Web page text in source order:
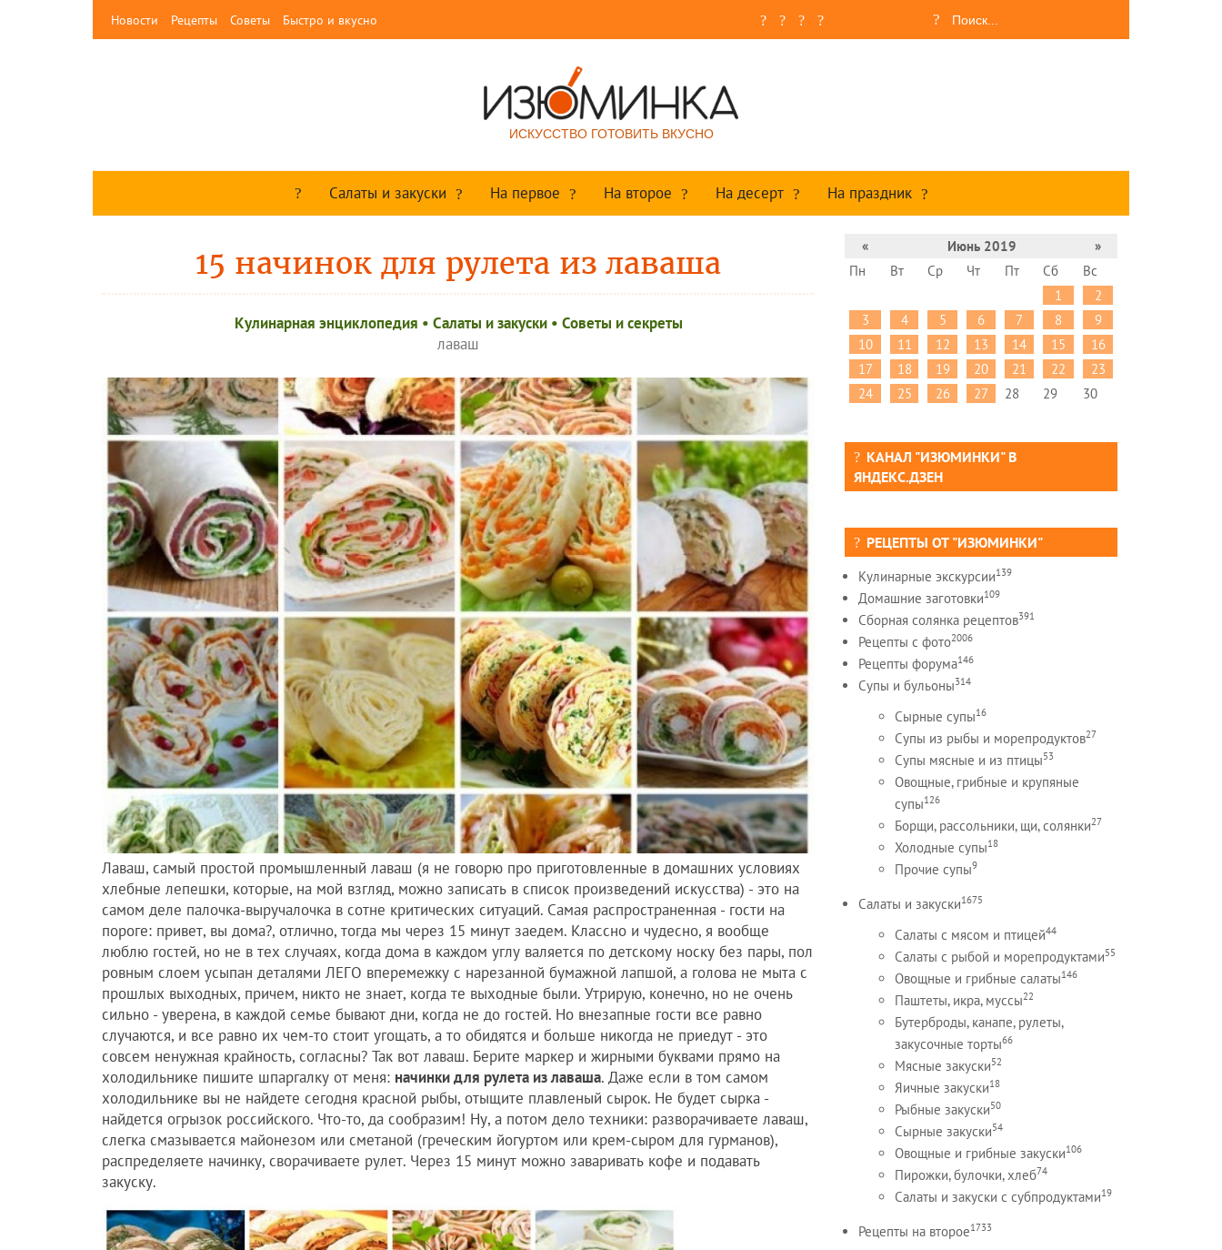
Новости Рецепты Советы Быстро и вкусно
ИСКУССТВО ГОТОВИТЬ ВКУСНО
Салаты и закуски На первое На второе На десерт На праздник
15 начинок для рулета из лаваша
Кулинарная энциклопедия • Салаты и закуски• Советы и секреты
лаваш
Лаваш, самый простой промышленный лаваш (я не говорю про приготовленные в домашних условиях
хлебные лепешки, которые, на мой взгляд, можно записать в список произведений искусства) - это на
самом деле палочка-выручалочка в сотне критических ситуаций. Самая распространенная - гости на
пороге: привет, вы дома?, отлично, тогда мы через 15 минут заедем. Классно и чудесно, я вообще
люблю гостей, но не в тех случаях, когда дома в каждом углу валяется по детскому носку без пары, пол
ровным слоем усыпан деталями ЛЕГО вперемежку с нарезанной бумажной лапшой, а голова не мыта с
прошлых выходных, причем, никто не знает, когда те выходные были. Утрирую, конечно, но не очень
сильно - уверена, в каждой семье бывают дни, когда не до гостей. Но внезапные гости все равно
случаются, и все равно их чем-то стоит угощать, а то обидятся и больше никогда не приедут - это
совсем ненужная крайность, согласны? Так вот лаваш. Берите маркер и жирными буквами прямо на
холодильнике пишите шпаргалку от меня: начинки для рулета из лаваша. Даже если в том самом
холодильнике вы не найдете сегодня красной рыбы, отыщите плавленый сырок. Не будет сырка -
найдется огрызок российского. Что-то, да сообразим! Ну, а потом дело техники: разворачиваете лаваш,
слегка смазывается майонезом или сметаной (греческим йогуртом или крем-сыром для гурманов),
распределяете начинку, сворачиваете рулет. Через 15 минут можно заваривать кофе и подавать
закуску.
« Июнь 2019
»
Пн
Вт Ср Чт Пт Сб
Вс
1
2
3
4 5 6 7 8
9
10
11 12 13 14 15
16
17
18 19 20 21 22
23
24
25 26 27 28 29 30
КАНАЛ "ИЗЮМИНКИ" В
ЯНДЕКС.ДЗЕН
РЕЦЕПТЫ ОТ "ИЗЮМИНКИ"
Кулинарные экскурсии139
Домашние заготовки109
Сборная солянка рецептов391
Рецепты c фото2006
Рецепты форума146
Супы и бульоны314
Сырные супы16
Супы из рыбы и морепродуктов27
Супы мясные и из птицы53
Овощные, грибные и крупяные
супы126
Борщи, рассольники, щи, солянки27
Холодные супы18
Прочие супы9
Салаты и закуски1675
Салаты с мясом и птицей44
Салаты с рыбой и морепродуктами55
Овощные и грибные салаты146
Паштеты, икра, муссы22
Бутерброды, канапе, рулеты,
закусочные торты66
Мясные закуски52
Яичные закуски18
Рыбные закуски50
Сырные закуски54
Овощные и грибные закуски106
Пирожки, булочки, хлеб74
Салаты и закуски с субпродуктами19
Рецепты на второе1733